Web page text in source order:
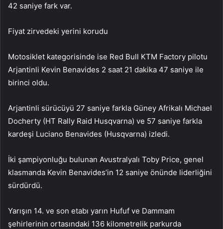
42 saniye fark var.
Fiyat zirvedeki yerini korudu
Motosiklet kategorisinde ise Red Bull KTM Factory pilotu
Arjantinli Kevin Benavides 2 saat 21 dakika 47 saniye ile
birinci oldu.
Arjantinli sürücüyü 27 saniye farkla Güney Afrikalı Michael
Docherty (HT Rally Raid Husqvarna) ve 57 saniye farkla
kardeşi Luciano Benavides (Husqvarna) izledi.
İki şampiyonluğu bulunan Avustralyalı Toby Price, genel
klasmanda Kevin Benavides’in 12 saniye önünde liderliğini
sürdürdü.
Yarışın 14. ve son etabı yarın Hufuf ve Dammam
şehirlerinin ortasındaki 136 kilometrelik parkurda